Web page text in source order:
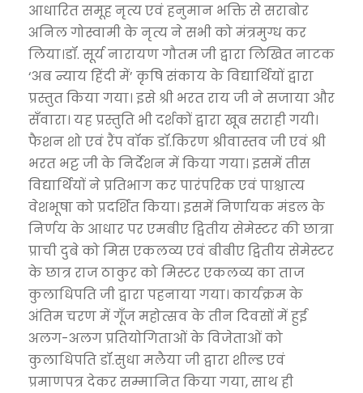
आधारित समूह नृत्य एवं हनुमान भक्ति से सराबोर
अनिल गोस्वामी के नृत्य ने सभी को मंत्रमुग्ध कर
लिया।डॉ. सूर्य नारायण गौतम जी द्वारा लिखित नाटक
‘अब न्याय हिंदी में’ कृषि संकाय के विद्यार्थियों द्वारा
प्रस्तुत किया गया। इसे श्री भरत राय जी ने सजाया और
सँवारा। यह प्रस्तुति भी दर्शकों द्वारा खूब सराही गयी।
फैशन शो एवं रैंप वॉक डॉ.किरण श्रीवास्तव जी एवं श्री
भरत भट्ट जी के निर्देशन में किया गया। इसमें तीस
विद्यार्थियों ने प्रतिभाग कर पारंपरिक एवं पाश्चात्य
वेशभूषा को प्रदर्शित किया। इसमें निर्णायक मंडल के
निर्णय के आधार पर एमबीए द्वितीय सेमेस्टर की छात्रा
प्राची दुबे को मिस एकलव्य एवं बीबीए द्वितीय सेमेस्टर
के छात्र राज ठाकुर को मिस्टर एकलव्य का ताज
कुलाधिपति जी द्वारा पहनाया गया। कार्यक्रम के
अंतिम चरण में गूँज महोत्सव के तीन दिवसों में हुई
अलग-अलग प्रतियोगिताओं के विजेताओं को
कुलाधिपति डॉ.सुधा मलैया जी द्वारा शील्ड एवं
प्रमाणपत्र देकर सम्मानित किया गया, साथ ही